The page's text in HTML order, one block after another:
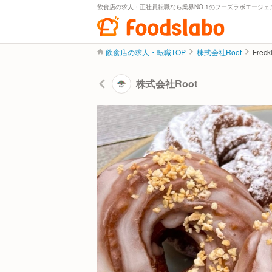
飲食店の求人・正社員転職なら業界NO.1のフーズラボエージェ
飲食店の求人・転職TOP 株式会社Root
株式会社Root